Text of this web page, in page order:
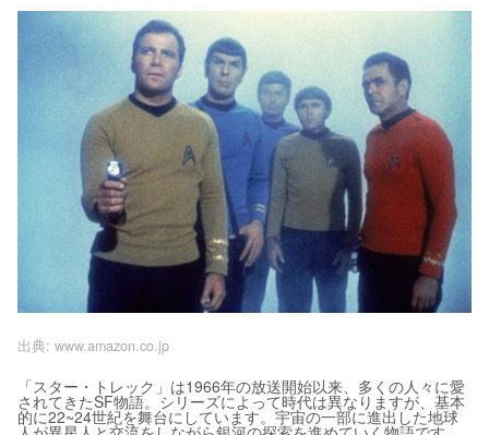
出典: www.amazon.co.jp
「スター・トレック」は1966年の放送開始以来、多くの人々に愛
されてきたSF物語。シリーズによって時代は異なりますが、基本
的に22~24世紀を舞台にしています。宇宙の一部に進出した地球